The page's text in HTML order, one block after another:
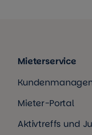
Mieterservice
Mieter-Portal
Aktivtreffs und